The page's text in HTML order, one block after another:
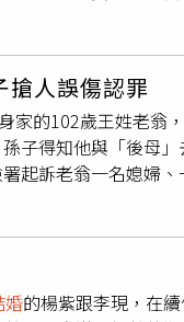
能依法獲得妥善處
。事件曝光後，外
兒療程依法必須出示
一般檢查，無法正式
提供結婚證等相關證
尚未正式回應媒體
家機關證件等違法
夫妻共同財產。至
並無權限直接查詢
配偶提出質疑後，院
冷凍胚胎處置問題，
卵子的提供者。朱女
表示，自己與丈夫
，最近一次僅因她
，全都是為了孩子，
政部門辦理離婚手續
結果讓李女十分震驚
後準備離婚，才知
，自己當年只收了
出現危急狀況，婆
也多次動手毆打自
面對妻子的指控，張
，現在已經知道自己
道歉外，還表示願意
人誤傷認罪
家的102歲王姓老翁
子得知他與「後母
起訴老翁一名媳婦
檢警調查，102歲王
賴姓看護照顧，但
亂後，賴姓女子掛彩
傷害。台北地院首
婚的楊紫跟李現，在